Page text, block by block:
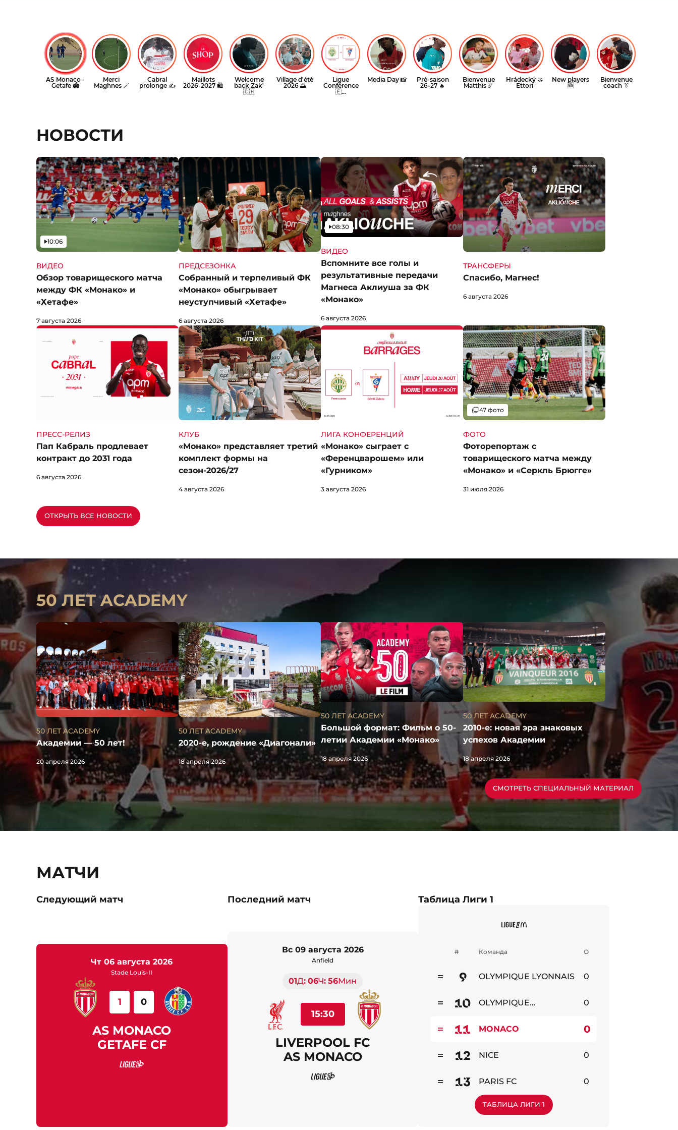
НОВОСТИ
ВИДЕО
Обзор товарищеского матча
между ФК «Монако» и
«Хетафе»
Видео
10:06
7 августа 2026
ПРЕДСЕЗОНКА
Собранный и терпеливый ФК
«Монако» обыгрывает
неуступчивый «Хетафе»
6 августа 2026
ВИДЕО
Вспомните все голы и
результативные передачи
Магнеса Аклиуша за ФК
«Монако»
Видео
08:30
6 августа 2026
ТРАНСФЕРЫ
Спасибо, Магнес!
6 августа 2026
ПРЕСС-РЕЛИЗ
Пап Кабраль продлевает
контракт до 2031 года
6 августа 2026
КЛУБ
«Монако» представляет третий
комплект формы на
сезон-2026/27
4 августа 2026
ЛИГА КОНФЕРЕНЦИЙ
«Монако» сыграет с
«Ференцварошем» или
«Гурником»
3 августа 2026
ФОТО
Фоторепортаж с
товарищеского матча между
«Монако» и «Серкль Брюгге»
Галерея
47 фото
31 июля 2026
ОТКРЫТЬ ВСЕ НОВОСТИ
50 ЛЕТ ACADEMY
50 ЛЕТ ACADEMY
Академии — 50 лет!
20 апреля 2026
50 ЛЕТ ACADEMY
2020-е, рождение «Диагонали»
18 апреля 2026
50 ЛЕТ ACADEMY
Большой формат: Фильм о 50-
летии Академии «Монако»
18 апреля 2026
50 ЛЕТ ACADEMY
2010-е: новая эра знаковых
успехов Академии
18 апреля 2026
СМОТРЕТЬ СПЕЦИАЛЬНЫЙ МАТЕРИАЛ
МАТЧИ
Следующий матч
чт 06 августа 2026
Stade Louis-II
AS MONACO
1
GETAFE CF
0
Последний матч
вс 09 августа 2026
Anfield
01Д 06Ч 55Мин
15:30
LIVERPOOL FC
AS MONACO
Таблица Лиги 1
# Команда О
9 OLYMPIQUE LYONNAIS 0
10
OLYMPIQUE
0
11 MONACO 0
12 NICE 0
13 PARIS FC 0
ТАБЛИЦА ЛИГИ 1